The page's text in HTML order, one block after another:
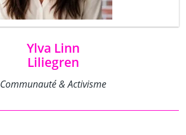
Ylva Linn
Liliegren
Communauté & Activisme